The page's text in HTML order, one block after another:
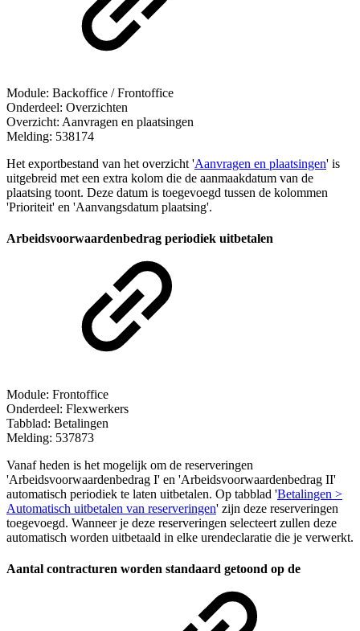
Module: Backoffice / Frontoffice
Onderdeel: Overzichten
Overzicht: Aanvragen en plaatsingen
Melding: 538174
Het exportbestand van het overzicht 'Aanvragen en plaatsingen' is
uitgebreid met een extra kolom die de aanmaakdatum van de
plaatsing toont. Deze datum is toegevoegd tussen de kolommen
'Prioriteit' en 'Aanvangsdatum plaatsing'.
Arbeidsvoorwaardenbedrag periodiek uitbetalen
Module: Frontoffice
Onderdeel: Flexwerkers
Tabblad: Betalingen
Melding: 537873
Vanaf heden is het mogelijk om de reserveringen
'Arbeidsvoorwaardenbedrag I' en 'Arbeidsvoorwaardenbedrag II'
automatisch periodiek te laten uitbetalen. Op tabblad 'Betalingen >
Automatisch uitbetalen van reserveringen' zijn deze reserveringen
toegevoegd. Wanneer je deze reserveringen selecteert zullen deze
automatisch worden uitbetaald in elke urendeclaratie die je verwerkt.
Aantal contracturen worden standaard getoond op de